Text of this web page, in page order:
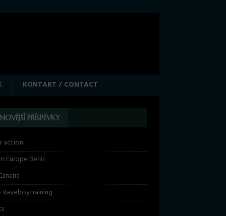
KONTAKT / CONTACT
PŘÍSPĚVKY
action
Europe Berlin